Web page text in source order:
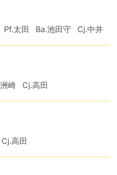
Pf.太田 Ba.池田守 Cj.中井
崎 Cj.高田
Cj.高田